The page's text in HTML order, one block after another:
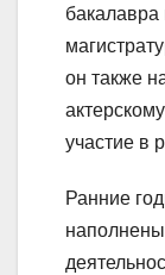
он также
участие в
Ранние
наполнены